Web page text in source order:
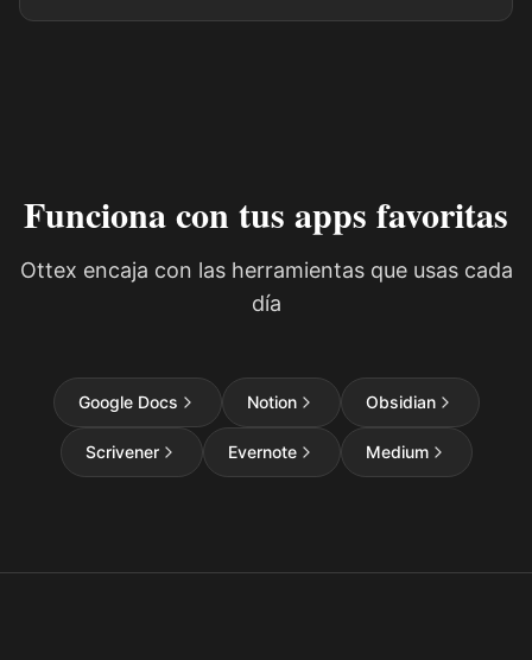
Funciona con tus apps favoritas
Ottex encaja con las herramientas que usas cada
día
Google Docs Notion Obsidian
Scrivener Evernote Medium